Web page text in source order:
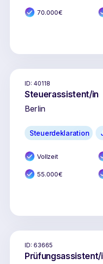
70.000€
ID: 40118
Steuerassistent/in
Berlin
Steuerdeklaration
Vollzeit
55.000€
ID: 63665
Prüfungsassistent/